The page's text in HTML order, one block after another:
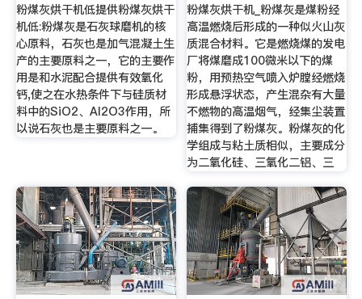
粉煤灰烘干机低提供粉煤灰烘干
机低:粉煤灰是石灰球磨机的核
心原料，石灰也是加气混凝土生
产的主要原料之一，它的主要作
用是和水泥配合提供有效氧化
钙,使之在水热条件下与硅质材
料中的SiO2、Al2O3作用，所
以说石灰也是主要原料之一。
粉煤灰烘干机_粉煤灰是煤粉经
高温燃烧后形成的一种似火山灰
质混合材料。它是燃烧煤的发电
厂将煤磨成100微米以下的煤
粉，用预热空气喷入炉膛经燃烧
形成悬浮状态，产生混杂有大量
不燃物的高温烟气，经集尘装置
捕集得到了粉煤灰。粉煤灰的化
学组成与粘土质相似，主要成分
为二氧化硅、三氧化二铝、三